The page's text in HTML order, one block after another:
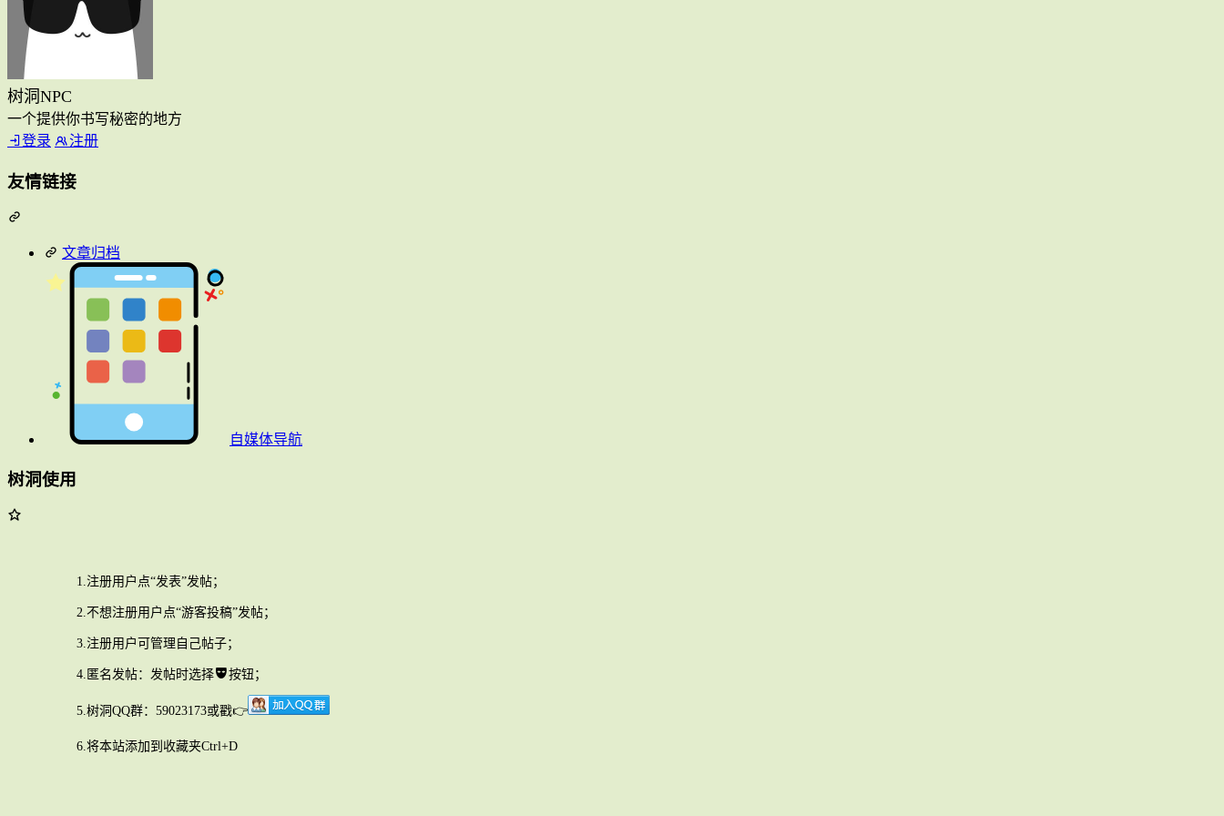
树洞NPC
一个提供你书写秘密的地方
登录
注册
友情链接
文章归档
自媒体导航
树洞使用
1.注册用户点“发表”发帖；
2.不想注册用户点“游客投稿”发帖；
3.注册用户可管理自己帖子；
4.匿名发帖：发帖时选择 按钮；
5.树洞QQ群：59023173或戳👉
6.将本站添加到收藏夹Ctrl+D